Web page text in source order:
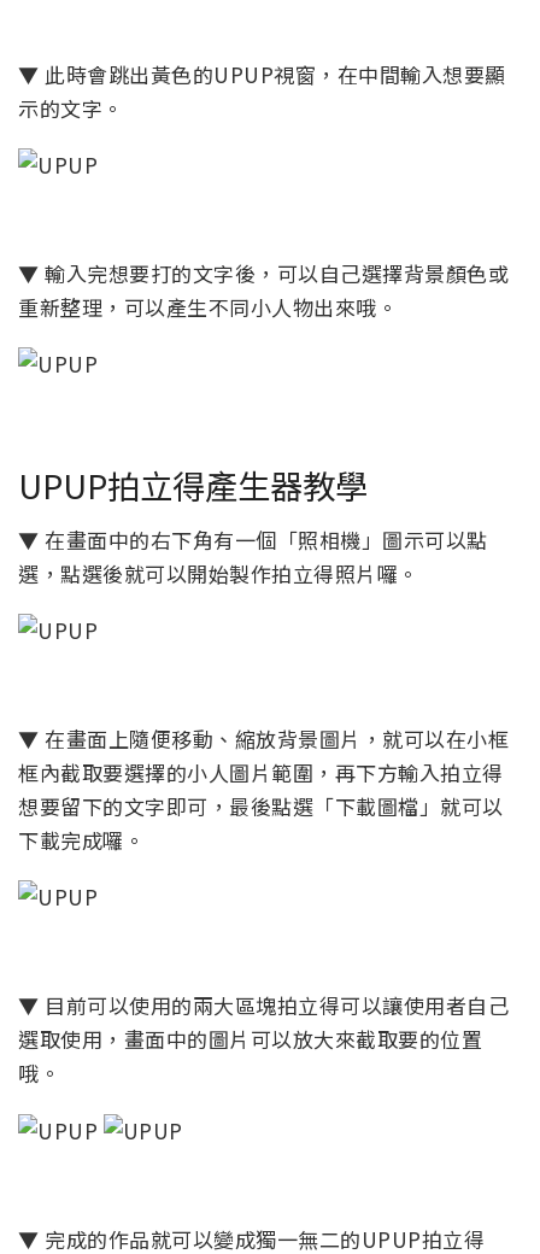
▼ 此時會跳出黃色的UPUP視窗，在中間輸入想要顯
示的文字。
▼ 輸入完想要打的文字後，可以自己選擇背景顏色或
重新整理，可以產生不同小人物出來哦。
UPUP拍立得產生器教學
▼ 在畫面中的右下角有一個「照相機」圖示可以點
選，點選後就可以開始製作拍立得照片囉。
▼ 在畫面上隨便移動、縮放背景圖片，就可以在小框
框內截取要選擇的小人圖片範圍，再下方輸入拍立得
想要留下的文字即可，最後點選「下載圖檔」就可以
下載完成囉。
▼ 目前可以使用的兩大區塊拍立得可以讓使用者自己
選取使用，畫面中的圖片可以放大來截取要的位置
哦。
▼ 完成的作品就可以變成獨一無二的UPUP拍立得